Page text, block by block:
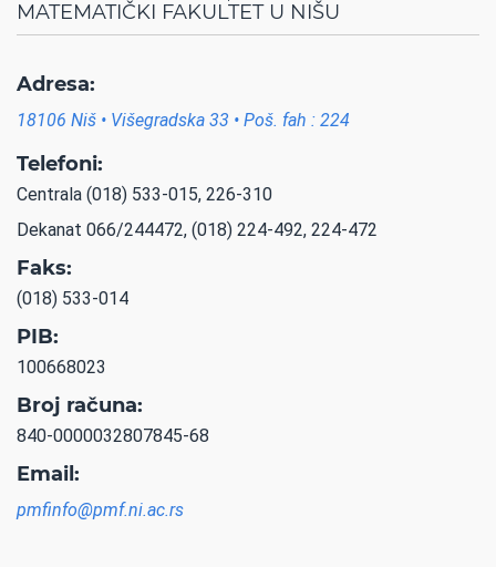
MATEMATIČKI FAKULTET U NIŠU
Adresa:
18106 Niš • Višegradska 33 • Poš. fah : 224
Telefoni:
Centrala (018) 533-015, 226-310
Dekanat 066/244472, (018) 224-492, 224-472
Faks:
(018) 533-014
PIB:
100668023
Broj računa:
840-0000032807845-68
Email:
pmfinfo@pmf.ni.ac.rs